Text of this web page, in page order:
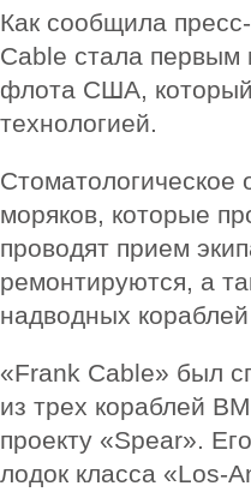
Как сообщила
Cable стала первым
флота США, который
технологией.
Стоматологическое
моряков, которые
проводят прием
ремонтируются, а
надводных
«Frank Cable» был
из трех кораблей
проекту «Spear».
лодок класса «Los-